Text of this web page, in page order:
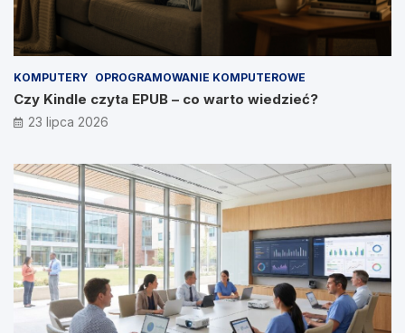
KOMPUTERY OPROGRAMOWANIE KOMPUTEROWE
Czy Kindle czyta EPUB – co warto wiedzieć?
23 lipca 2026